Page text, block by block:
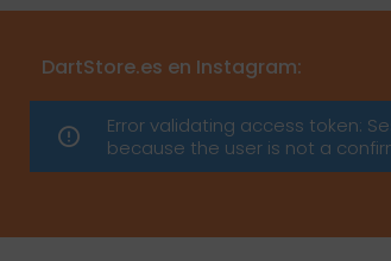
DartStore.es en Instagram:
Error validating access token:
because the user is not a